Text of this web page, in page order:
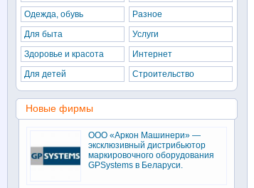
Одежда, обувь
Разное
Для быта
Услуги
Здоровье и красота
Интернет
Для детей
Строительство
Новые фирмы
ООО «Аркон Машинери» —
эксклюзивный дистрибьютор
маркировочного оборудования
GPSystems в Беларуси.